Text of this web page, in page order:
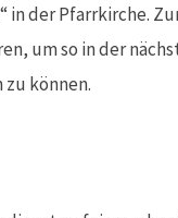
in der Pfarrkirche.
um so in der
können.